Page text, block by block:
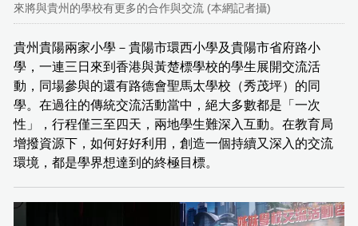
來將與貴州的學校有更多的合作與交流 (本網記者攝)
貴州貴陽兩家小學－貴陽市環西小學及貴陽市省府路小
學，一連三日來到香港與黃楚標學校的學生展開交流活
動，同場參與的還有路德會聖馬太學校（秀茂坪）的同
學。在過往的傳統交流活動當中，絕大多數都是「一次
性」，行程僅三至四天，兩地學生難深入互動。在教育局
增撥資源下，如何好好利用，創造一個持續又深入的交流
環境，都是學界想達到的終極目標。